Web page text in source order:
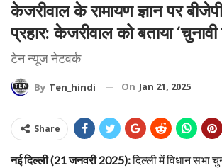
केजरीवाल के रामायण ज्ञान पर
प्रहार: केजरीवाल को बताया ‘चुनावी
टेन न्यूज नेटवर्क
By Ten_hindi On Jan 21, 2025
Share
नई दिल्ली (21 जनवरी 2025):दिल्ली में विधान सभा